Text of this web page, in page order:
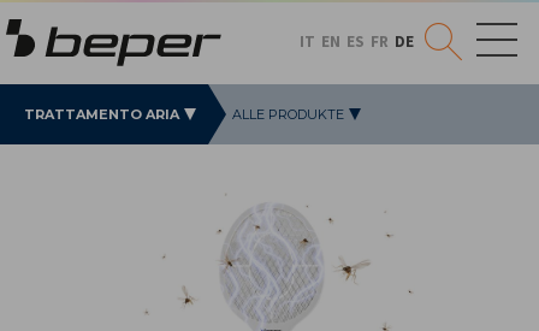
IT EN ES FR DE
TRATTAMENTO ARIA ALLE PRODUKTE